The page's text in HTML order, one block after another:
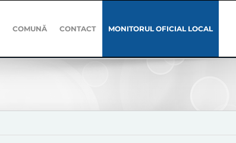
COMUNĂ CONTACT MONITORUL OFICIAL LOCAL